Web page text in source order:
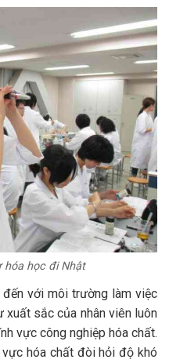
hóa học đi Nhật
với môi trường làm việc
xuất sắc của nhân viên luôn
vực công nghiệp hóa chất.
vực hóa chất đòi hỏi độ khó